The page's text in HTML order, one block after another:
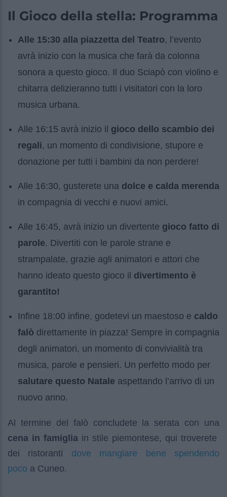
Il Gioco della stella: Programma
Alle 15:30 alla piazzetta del Teatro, l’evento
avrà inizio con la musica che farà da colonna
sonora a questo gioco. Il duo Sciapò con violino e
chitarra delizieranno tutti i visitatori con la loro
musica urbana.
Alle 16:15 avrà inizio il gioco dello scambio dei
regali, un momento di condivisione, stupore e
donazione per tutti i bambini da non perdere!
Alle 16:30, gusterete una dolce e calda merenda
in compagnia di vecchi e nuovi amici.
Alle 16:45, avrà inizio un divertente gioco fatto di
parole. Divertiti con le parole strane e
strampalate, grazie agli animatori e attori che
hanno ideato questo gioco il divertimento è
garantito!
Infine 18:00 infine, godetevi un maestoso e caldo
falò direttamente in piazza! Sempre in compagnia
degli animatori, un momento di convivialità tra
musica, parole e pensieri. Un perfetto modo per
salutare questo Natale aspettando l’arrivo di un
nuovo anno.
Al termine del falò concludete la serata con una
cena in famiglia in stile piemontese, qui troverete
dei ristoranti dove mangiare bene spendendo
poco a Cuneo.